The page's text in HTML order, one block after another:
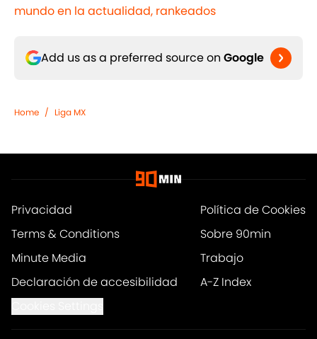
mundo en la actualidad, rankeados
Add us as a preferred source on Google
Home / Liga MX
Privacidad
Política de Cookies
Terms & Conditions
Sobre 90min
Minute Media
Trabajo
Declaración de accesibilidad
A-Z Index